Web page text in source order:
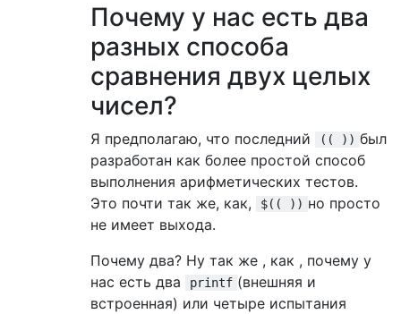
Почему у нас есть два
разных способа
сравнения двух целых
чисел?
Я предполагаю, что последний (( )) был
разработан как более простой способ
выполнения арифметических тестов.
Это почти так же, как,
$(( )) но просто
не имеет выхода.
Почему два? Ну так же , как , почему у
нас есть два
printf (внешняя и
встроенная) или четыре испытания